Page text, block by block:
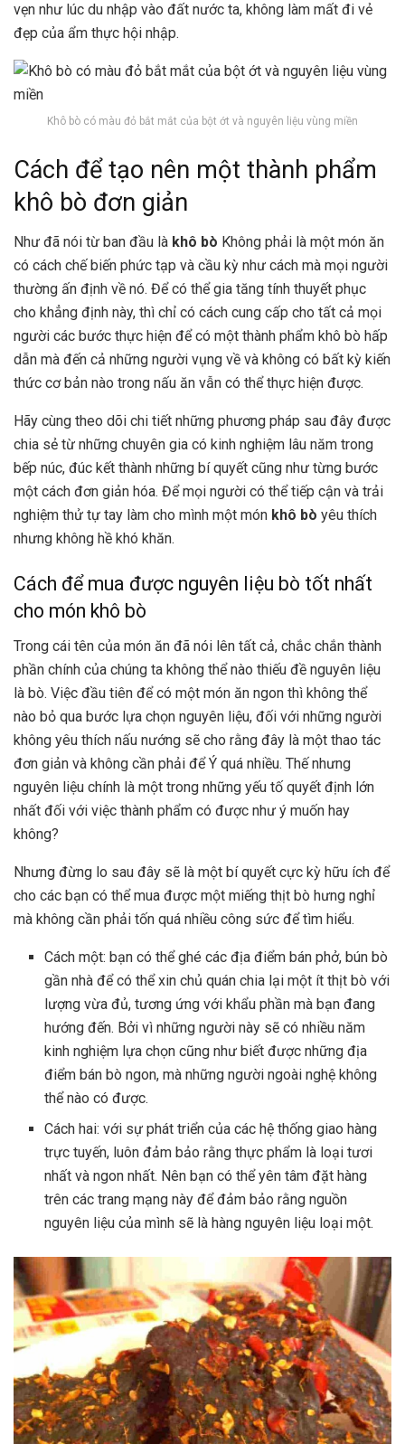
vẹn như lúc du nhập vào đất nước ta, không làm mất đi vẻ
đẹp của ẩm thực hội nhập.
Khô bò có màu đỏ bắt mắt của bột ớt và nguyên liệu vùng miền
Cách để tạo nên một thành phẩm
khô bò đơn giản
Như đã nói từ ban đầu là khô bò Không phải là một món ăn
có cách chế biến phức tạp và cầu kỳ như cách mà mọi người
thường ấn định về nó. Để có thể gia tăng tính thuyết phục
cho khẳng định này, thì chỉ có cách cung cấp cho tất cả mọi
người các bước thực hiện để có một thành phẩm khô bò hấp
dẫn mà đến cả những người vụng về và không có bất kỳ kiến
thức cơ bản nào trong nấu ăn vẫn có thể thực hiện được.
Hãy cùng theo dõi chi tiết những phương pháp sau đây được
chia sẻ từ những chuyên gia có kinh nghiệm lâu năm trong
bếp núc, đúc kết thành những bí quyết cũng như từng bước
một cách đơn giản hóa. Để mọi người có thể tiếp cận và trải
nghiệm thử tự tay làm cho mình một món khô bò yêu thích
nhưng không hề khó khăn.
Cách để mua được nguyên liệu bò tốt nhất
cho món khô bò
Trong cái tên của món ăn đã nói lên tất cả, chắc chắn thành
phần chính của chúng ta không thể nào thiếu đề nguyên liệu
là bò. Việc đầu tiên để có một món ăn ngon thì không thể
nào bỏ qua bước lựa chọn nguyên liệu, đối với những người
không yêu thích nấu nướng sẽ cho rằng đây là một thao tác
đơn giản và không cần phải để Ý quá nhiều. Thế nhưng
nguyên liệu chính là một trong những yếu tố quyết định lớn
nhất đối với việc thành phẩm có được như ý muốn hay
không?
Nhưng đừng lo sau đây sẽ là một bí quyết cực kỳ hữu ích để
cho các bạn có thể mua được một miếng thịt bò hưng nghỉ
mà không cần phải tốn quá nhiều công sức để tìm hiểu.
Cách một: bạn có thể ghé các địa điểm bán phở, bún bò
gần nhà để có thể xin chủ quán chia lại một ít thịt bò với
lượng vừa đủ, tương ứng với khẩu phần mà bạn đang
hướng đến. Bởi vì những người này sẽ có nhiều năm
kinh nghiệm lựa chọn cũng như biết được những địa
điểm bán bò ngon, mà những người ngoài nghệ không
thể nào có được.
Cách hai: với sự phát triển của các hệ thống giao hàng
trực tuyến, luôn đảm bảo rằng thực phẩm là loại tươi
nhất và ngon nhất. Nên bạn có thể yên tâm đặt hàng
trên các trang mạng này để đảm bảo rằng nguồn
nguyên liệu của mình sẽ là hàng nguyên liệu loại một.